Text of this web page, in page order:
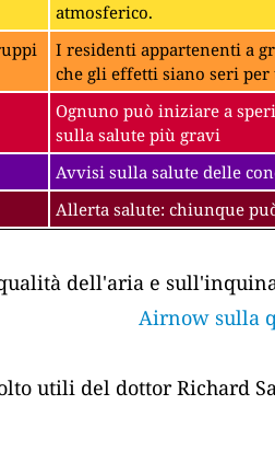
atmosferico.
I residenti appartenenti a
che gli effetti siano seri
Ognuno può iniziare a
sulla salute più gravi
Avvisi sulla salute delle
Allerta salute: chiunque
dell'aria e
Airnow sulla
utili del dottor Richard